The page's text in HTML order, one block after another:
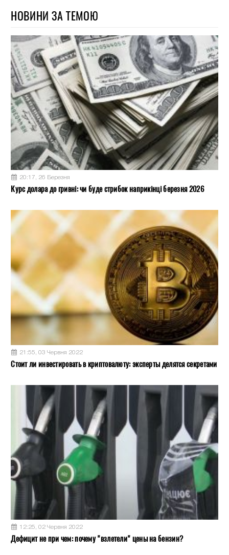
НОВИНИ ЗА ТЕМОЮ
20:17, 26 Березня
Курс долара до гривні: чи буде стрибок наприкінці березня 2026
21:55, 03 Червня 2022
Стоит ли инвестировать в криптовалюту: эксперты делятся секретами
12:25, 02 Червня 2022
Дефицит не при чем: почему "взлетели" цены на бензин?